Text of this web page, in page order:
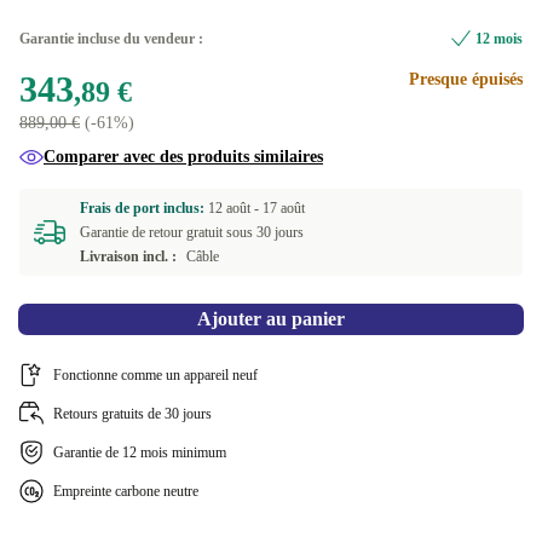
2.00 GHz
2.30 GHz
2.40 GHz
Garantie incluse du vendeur : 12 mois
343,89 €
889,00 € (-61%)
Presque épuisés
Comparer avec des produits similaires
Frais de port inclus: 12 août - 17 août
Garantie de retour gratuit sous 30 jours
Livraison incl. :
Câble
Ajouter au panier
Fonctionne comme un appareil neuf
Retours gratuits de 30 jours
Garantie de 12 mois minimum
Empreinte carbone neutre